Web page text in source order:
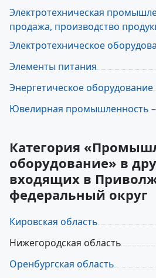
Электротехническая
продажа, производство
Электротехническое
Элементы питания
Энергетическое оборудование
Ювелирная промышленность
Категория
оборудование» в
входящих в
федеральный округ
Кировская область
Нижегородская область
Оренбургская область